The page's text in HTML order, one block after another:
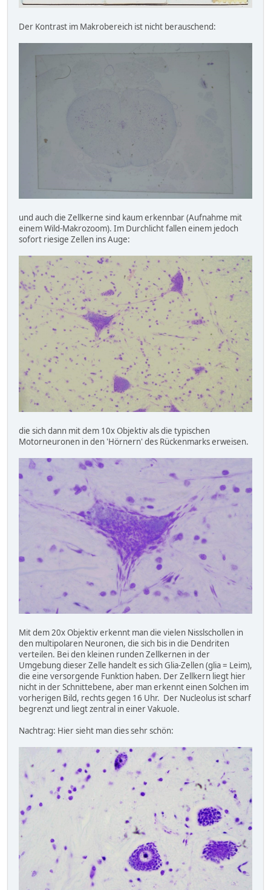
Der Kontrast im Makrobereich ist nicht berauschend:
und auch die Zellkerne sind kaum erkennbar (Aufnahme mit
einem Wild-Makrozoom). Im Durchlicht fallen einem jedoch
sofort riesige Zellen ins Auge:
die sich dann mit dem 10x Objektiv als die typischen
Motorneuronen in den 'Hörnern' des Rückenmarks erweisen.
Mit dem 20x Objektiv erkennt man die vielen Nisslschollen in
den multipolaren Neuronen, die sich bis in die Dendriten
verteilen. Bei den kleinen runden Zellkernen in der
Umgebung dieser Zelle handelt es sich Glia-Zellen (glia = Leim),
die eine versorgende Funktion haben. Der Zellkern liegt hier
nicht in der Schnittebene, aber man erkennt einen Solchen im
vorherigen Bild, rechts gegen 16 Uhr. Der Nucleolus ist scharf
begrenzt und liegt zentral in einer Vakuole.
Nachtrag: Hier sieht man dies sehr schön: